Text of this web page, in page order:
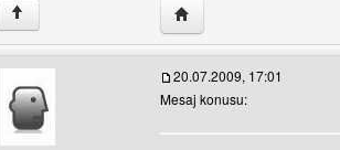
↑ Yazarın web sitesini
20.07.2009, 17:01
Mesaj konusu: